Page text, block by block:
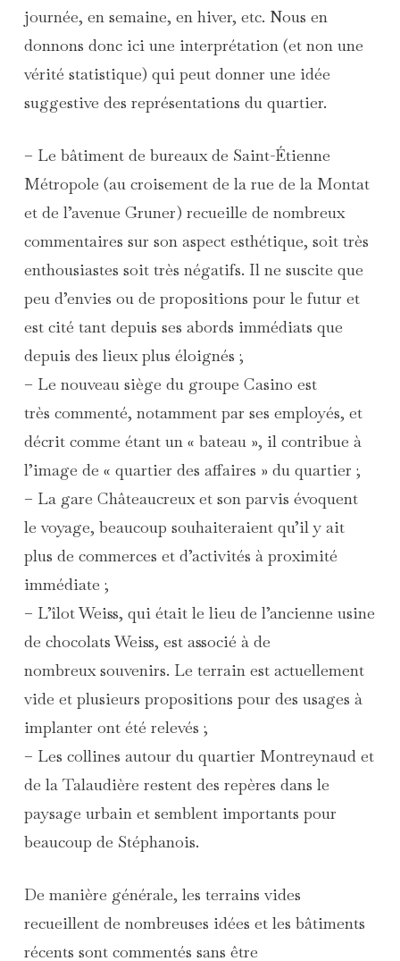
journée, en semaine, en hiver, etc. Nous en
donnons donc ici une interprétation (et non une
vérité statistique) qui peut donner une idée
suggestive des représentations du quartier.
– Le bâtiment de bureaux de Saint-Étienne
Métropole (au croisement de la rue de la Montat
et de l’avenue Gruner) recueille de nombreux
commentaires sur son aspect esthétique, soit très
enthousiastes soit très négatifs. Il ne suscite que
peu d’envies ou de propositions pour le futur et
est cité tant depuis ses abords immédiats que
depuis des lieux plus éloignés ;
– Le nouveau siège du groupe Casino est
très commenté, notamment par ses employés, et
décrit comme étant un « bateau », il contribue à
l’image de « quartier des affaires » du quartier ;
– La gare Châteaucreux et son parvis évoquent
le voyage, beaucoup souhaiteraient qu’il y ait
plus de commerces et d’activités à proximité
immédiate ;
– L’îlot Weiss, qui était le lieu de l’ancienne usine
de chocolats Weiss, est associé à de
nombreux souvenirs. Le terrain est actuellement
vide et plusieurs propositions pour des usages à
implanter ont été relevés ;
– Les collines autour du quartier Montreynaud et
de la Talaudière restent des repères dans le
paysage urbain et semblent importants pour
beaucoup de Stéphanois.
De manière générale, les terrains vides
recueillent de nombreuses idées et les bâtiments
récents sont commentés sans être